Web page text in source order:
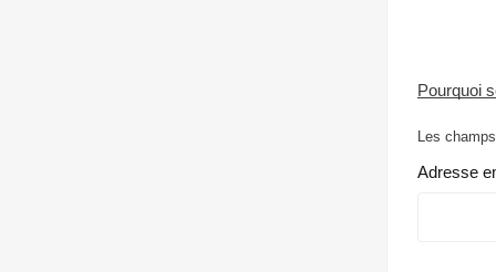
Pourquoi
Les
Adresse